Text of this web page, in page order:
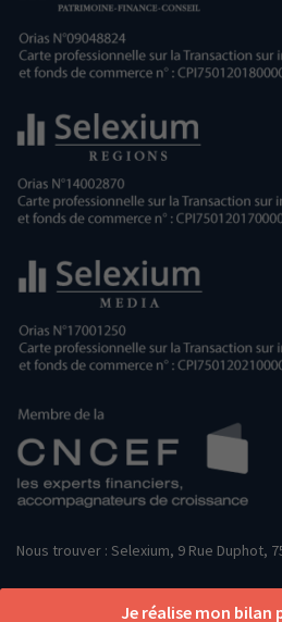
Je réalise mon
Nous trouver : Selexium, 9 Rue Duphot,